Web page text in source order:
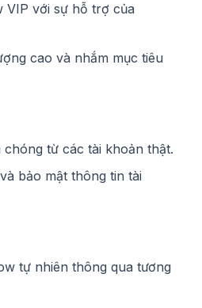
VIP với sự hỗ trợ của
cao và nhắm mục tiêu
từ các tài khoản thật.
bảo mật thông tin tài
tự nhiên thông qua tương